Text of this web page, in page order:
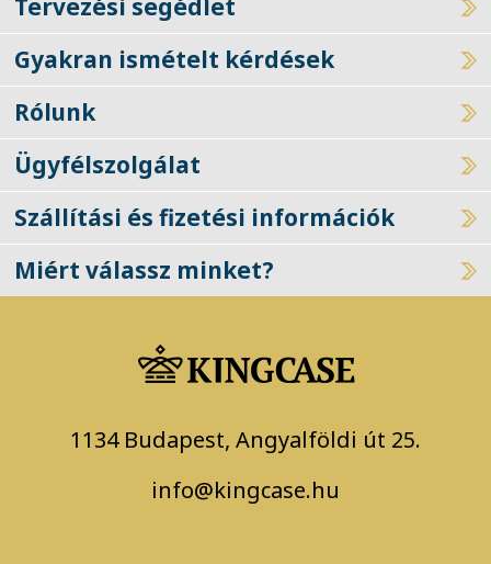
Tervezési segédlet
Gyakran ismételt kérdések
Rólunk
Ügyfélszolgálat
Szállítási és fizetési információk
Miért válassz minket?
1134 Budapest, Angyalföldi út 25.
info@kingcase.hu